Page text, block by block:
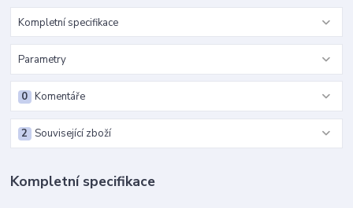
Kompletní specifikace
Parametry
Komentáře
0
Související zboží
2
Kompletní specifikace